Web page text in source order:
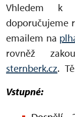
Vhledem k
doporučujeme
emailem na
rovněž
sternberk.cz.
Vstupné: